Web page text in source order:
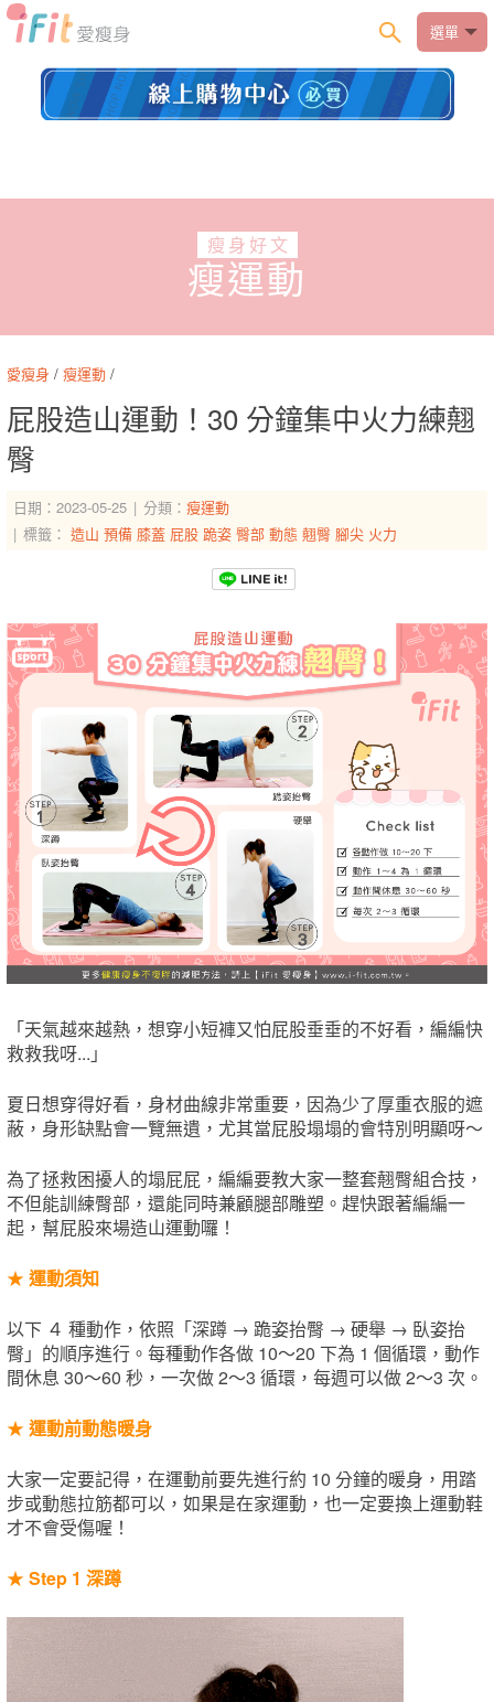
選單
瘦身好文
瘦運動
愛瘦身 / 瘦運動 /
屁股造山運動！30 分鐘集中火力練翹
臀
日期：2023-05-25 分類： 瘦運動
標籤： 造山 預備 膝蓋 屁股 跪姿 臀部 動態 翹臀 腳尖 火力
「天氣越來越熱，想穿小短褲又怕屁股垂垂的不好看，編編快
救救我呀...」
夏日想穿得好看，身材曲線非常重要，因為少了厚重衣服的遮
蔽，身形缺點會一覽無遺，尤其當屁股塌塌的會特別明顯呀～
為了拯救困擾人的塌屁屁，編編要教大家一整套翹臀組合技，
不但能訓練臀部，還能同時兼顧腿部雕塑。趕快跟著編編一
起，幫屁股來場造山運動囉！
★ 運動須知
以下 ４ 種動作，依照「深蹲 → 跪姿抬臀 → 硬舉 → 臥姿抬
臀」的順序進行。每種動作各做 10～20 下為 1 個循環，動作
間休息 30～60 秒，一次做 2～3 循環，每週可以做 2～3 次。
★ 運動前動態暖身
大家一定要記得，在運動前要先進行約 10 分鐘的暖身，用踏
步或動態拉筋都可以，如果是在家運動，也一定要換上運動鞋
才不會受傷喔！
★ Step 1 深蹲